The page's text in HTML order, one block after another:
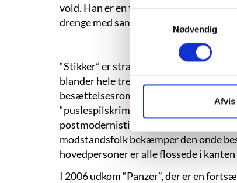
Nødvendig
Afvis
vold. Han er en tragisk figur i
drenge med samme skæbne.
“Stikker” er stramt komponeret på 184
blander hele tre genrer og skaber
besættelsesroman blandet med en
“puslespilskrimi”: den type
postmodernistiske krimi, der gør
modstandsfolk bekæmper den onde
hovedpersoner er alle flossede i
I 2006 udkom “Panzer”, der er en